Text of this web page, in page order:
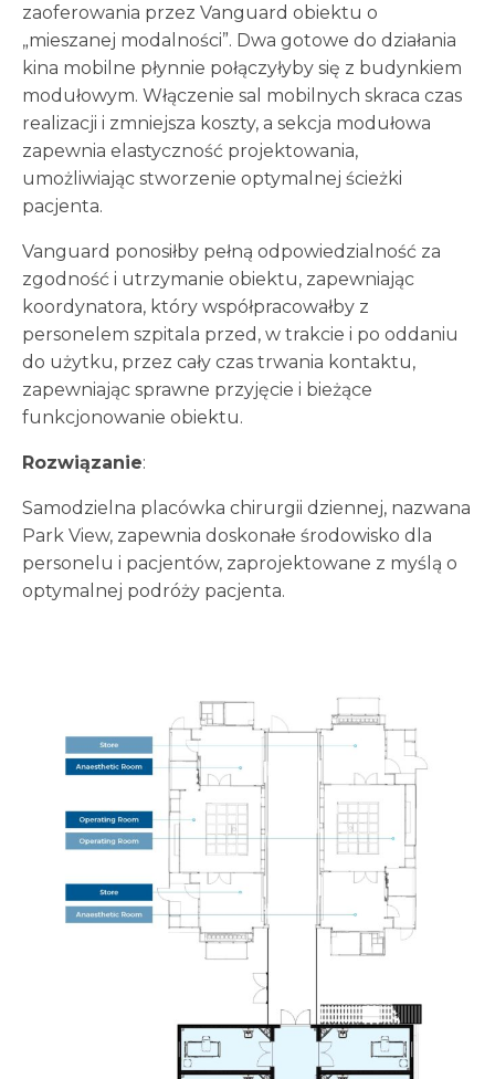
zaoferowania przez Vanguard obiektu o
„mieszanej modalności”. Dwa gotowe do działania
kina mobilne płynnie połączyłyby się z budynkiem
modułowym. Włączenie sal mobilnych skraca czas
realizacji i zmniejsza koszty, a sekcja modułowa
zapewnia elastyczność projektowania,
umożliwiając stworzenie optymalnej ścieżki
pacjenta.
Vanguard ponosiłby pełną odpowiedzialność za
zgodność i utrzymanie obiektu, zapewniając
koordynatora, który współpracowałby z
personelem szpitala przed, w trakcie i po oddaniu
do użytku, przez cały czas trwania kontaktu,
zapewniając sprawne przyjęcie i bieżące
funkcjonowanie obiektu.
Rozwiązanie:
Samodzielna placówka chirurgii dziennej, nazwana
Park View, zapewnia doskonałe środowisko dla
personelu i pacjentów, zaprojektowane z myślą o
optymalnej podróży pacjenta.